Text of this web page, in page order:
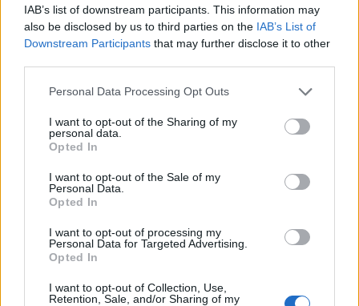
IAB’s list of downstream participants. This information may
also be disclosed by us to third parties on the IAB’s List of
Downstream Participants that may further disclose it to other
Please note that this website/app uses one or more Google
not limited to your visit or usage behaviour. You may click to
grant or deny consent to Google and its third-party tags to
use your data for below specified purposes in below Google
consent section.
Personal Data Processing Opt Outs
I want to opt-out of the Sharing of my
personal data.
Opted In
I want to opt-out of the Sale of my
Personal Data.
Opted In
I want to opt-out of processing my
Personal Data for Targeted Advertising.
Opted In
I want to opt-out of Collection, Use,
Retention, Sale, and/or Sharing of my
Skylodge Suites: Δωμάτια ξενοδοχείου…
κρέμονται στο κενό!
Μόνο για τολμηρούς επισκέπτες είναι το ξενοδοχείο Skylodge στο Περού
τολμηρούς θα...